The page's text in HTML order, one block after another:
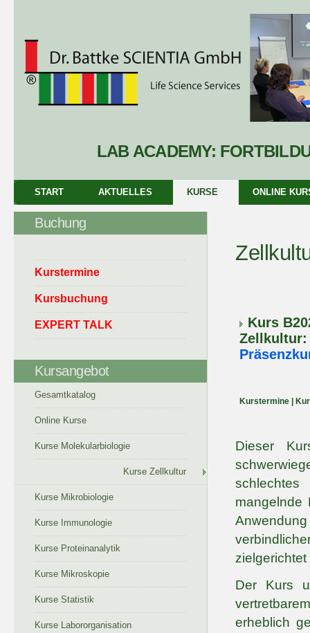
LAB ACADEMY:
START AKTUELLES KURSE ONLINE
Kurs
Zellkultur:
Kurstermine
Dieser
schlechtes
mangelnde
Der Kurs
erheblich
Buchung
Kurstermine
Kursbuchung
EXPERT TALK
Kursangebot
Gesamtkatalog
Online Kurse
Kurse Molekularbiologie
Kurse Zellkultur
Kurse Mikrobiologie
Kurse Immunologie
Kurse Proteinanalytik
Kurse Mikroskopie
Kurse Statistik
Kurse Labororganisation